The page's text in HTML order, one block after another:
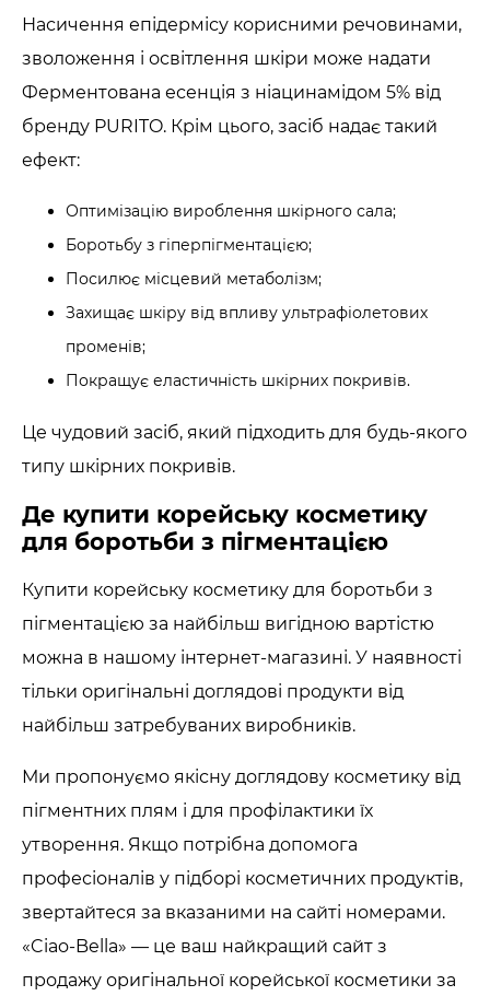
Насичення епідермісу корисними речовинами,
зволоження і освітлення шкіри може надати
Ферментована есенція з ніацинамідом 5% від
бренду PURITO. Крім цього, засіб надає такий
ефект:
Оптимізацію вироблення шкірного сала;
Боротьбу з гіперпігментацією;
Посилює місцевий метаболізм;
Захищає шкіру від впливу ультрафіолетових
променів;
Покращує еластичність шкірних покривів.
Це чудовий засіб, який підходить для будь-якого
типу шкірних покривів.
Де купити корейську косметику
для боротьби з пігментацією
Купити корейську косметику для боротьби з
пігментацією за найбільш вигідною вартістю
можна в нашому інтернет-магазині. У наявності
тільки оригінальні доглядові продукти від
найбільш затребуваних виробників.
Ми пропонуємо якісну доглядову косметику від
пігментних плям і для профілактики їх
утворення. Якщо потрібна допомога
професіоналів у підборі косметичних продуктів,
звертайтеся за вказаними на сайті номерами.
«Ciao-Bella» — це ваш найкращий сайт з
продажу оригінальної корейської косметики за